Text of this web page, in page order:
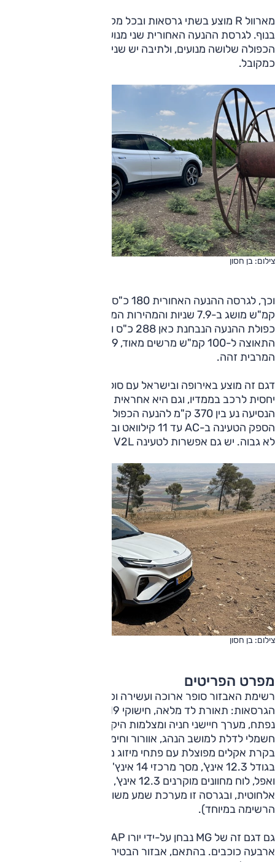
מארוול R מוצע בשתי גרסאות ובכל מקרה סידור ההנעה ייחודי
בנוף. לגרסת ההנעה האחורית שני מנועים, ולזאת עם ההנעה
הכפולה שלושה מנועים, ולתיבה יש שני הילוכים, ולא אחד
כמקובל.
צילום: בן חסון
המרבית זהה.
יחסית לרכב בממדיו, וגם היא אחראית לנתון המשקל הנ"ל, וטווח
לא גבוה. יש גם אפשרות לטעינה V2L בתוספת תשלום.
צילום: בן חסון
מפרט הפריטים
רשימת האבזור סופר ארוכה ועשירה וכמעט זהה בין שתי
נפתח, מערך חיישני חניה ומצלמות היקפי, מפתח חכם, תפעול
חשמלי לדלת למושב הנהג, אוורור וחימום למושבים מלפנים,
בקרת אקלים מפוצלת עם פתחי מיזוג מאחור, לוח מחוונים מוקרן
בגודל 12.3 אינץ', מסך מרכזי 14 אינץ' כולל קישוריות לאנדוראיד
ואפל, לוח מחוונים מוקרנים 12.3 אינץ', תאורת אווירה, טעינה
אלחוטית, ובגרסה זו מערכת שמע משודרגת של בוז (שלא
הרשימה במיוחד).